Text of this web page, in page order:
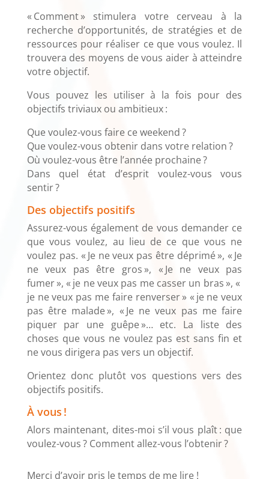
« Comment » stimulera votre cerveau à la
recherche d’opportunités, de stratégies et de
ressources pour réaliser ce que vous voulez. Il
trouvera des moyens de vous aider à atteindre
votre objectif.
Vous pouvez les utiliser à la fois pour des
objectifs triviaux ou ambitieux :
Que voulez-vous faire ce weekend ?
Que voulez-vous obtenir dans votre relation ?
Où voulez-vous être l’année prochaine ?
Dans quel état d’esprit voulez-vous vous
sentir ?
Des objectifs positifs
Assurez-vous également de vous demander ce
que vous voulez, au lieu de ce que vous ne
voulez pas. « Je ne veux pas être déprimé », « Je
ne veux pas être gros », « Je ne veux pas
fumer », « je ne veux pas me casser un bras », «
je ne veux pas me faire renverser » « je ne veux
pas être malade », « Je ne veux pas me faire
piquer par une guêpe »… etc. La liste des
choses que vous ne voulez pas est sans fin et
ne vous dirigera pas vers un objectif.
Orientez donc plutôt vos questions vers des
objectifs positifs.
À vous !
Alors maintenant, dites-moi s’il vous plaît : que
voulez-vous ? Comment allez-vous l’obtenir ?
Merci d’avoir pris le temps de me lire !